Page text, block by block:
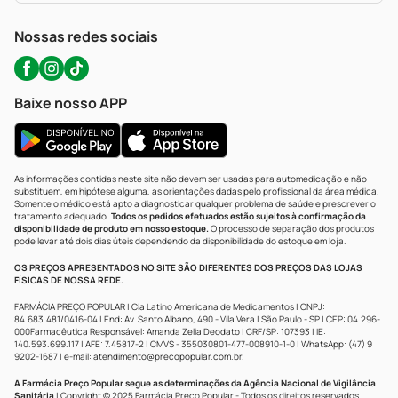
WhatsApp (47) 9202-1687
Nossas redes sociais
Baixe nosso APP
As informações contidas neste site não devem ser usadas para automedicação e não
substituem, em hipótese alguma, as orientações dadas pelo profissional da área médica.
Somente o médico está apto a diagnosticar qualquer problema de saúde e prescrever o
tratamento adequado. Todos os pedidos efetuados estão sujeitos à confirmação da
disponibilidade de produto em nosso estoque.O processo de separação dos produtos
pode levar até dois dias úteis dependendo da disponibilidade do estoque em loja.
OS PREÇOS APRESENTADOS NO SITE SÃO DIFERENTES DOS PREÇOS DAS LOJAS
FÍSICAS DE NOSSA REDE.
FARMÁCIA PREÇO POPULAR | Cia Latino Americana de Medicamentos | CNPJ:
84.683.481/0416-04 | End: Av. Santo Albano, 490 - Vila Vera | São Paulo - SP | CEP: 04.296-
000Farmacêutica Responsável: Amanda Zelia Deodato | CRF/SP: 107393 | IE:
140.593.699.117 | AFE: 7.45817-2 | CMVS - 355030801-477-008910-1-0 | WhatsApp: (47) 9
9202-1687 | e-mail: atendimento@precopopular.com.br.
A Farmácia Preço Popular segue as determinações da Agência Nacional de Vigilância
Sanitária | Copyright © 2025 Farmácia Preço Popular - Todos os direitos reservados.